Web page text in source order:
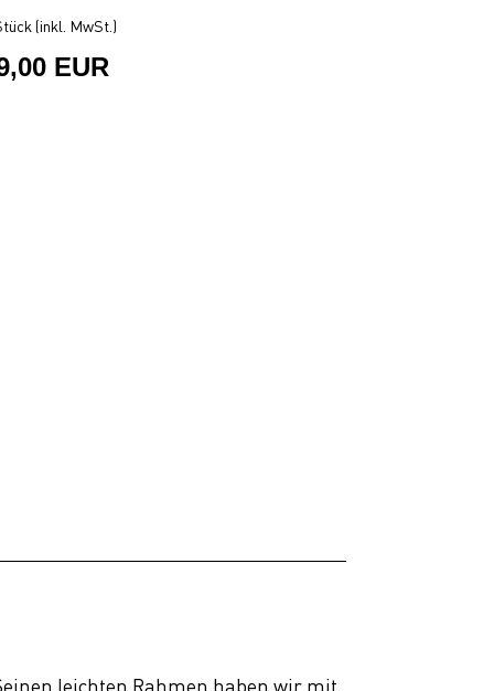
(inkl. MwSt.)
EUR
leichten Rahmen haben wir mit